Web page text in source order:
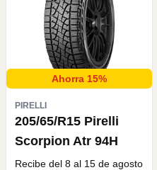
Ahorra 15%
PIRELLI
205/65/R15 Pirelli
Scorpion Atr 94H
Recibe del 8 al 15 de agosto